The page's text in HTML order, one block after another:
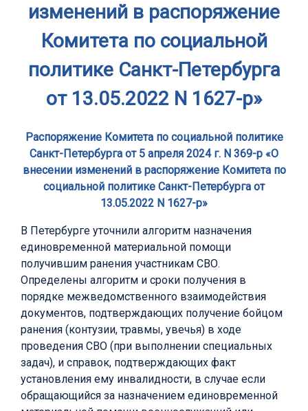
изменений в распоряжение
Комитета по социальной
политике Санкт-Петербурга
от 13.05.2022 N 1627-р»
Распоряжение Комитета по социальной политике
Санкт-Петербурга от 5 апреля 2024 г. N 369-р «О
внесении изменений в распоряжение Комитета по
социальной политике Санкт-Петербурга от
13.05.2022 N 1627-р»
В Петербурге уточнили алгоритм назначения
единовременной материальной помощи
получившим ранения участникам СВО.
Определены алгоритм и сроки получения в
порядке межведомственного взаимодействия
документов, подтверждающих получение бойцом
ранения (контузии, травмы, увечья) в ходе
проведения СВО (при выполнении специальных
задач), и справок, подтверждающих факт
установления ему инвалидности, в случае если
обращающийся за назначением единовременной